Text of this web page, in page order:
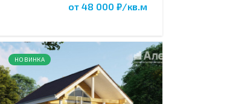
от 48 000 ₽/кв.м
НОВИНКА